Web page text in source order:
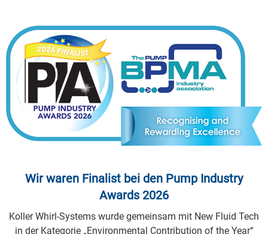
Wir waren Finalist bei den Pump Industry
Awards 2026
Koller Whirl-Systems wurde gemeinsam mit New Fluid Tech
in der Kategorie „Environmental Contribution of the Year“